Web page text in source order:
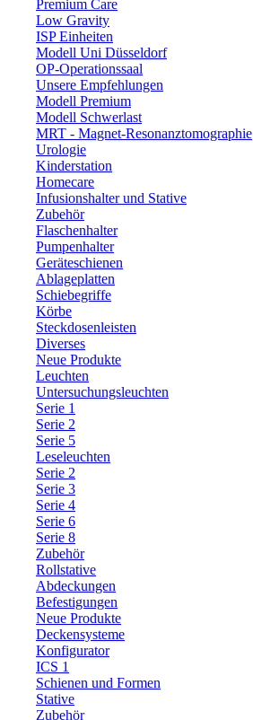
Premium Care
Low Gravity
ISP Einheiten
Modell Uni Düsseldorf
OP-Operationssaal
Unsere Empfehlungen
Modell Premium
Modell Schwerlast
MRT - Magnet-Resonanztomographie
Urologie
Kinderstation
Homecare
Infusionshalter und Stative
Zubehör
Flaschenhalter
Pumpenhalter
Geräteschienen
Ablageplatten
Schiebegriffe
Körbe
Steckdosenleisten
Diverses
Neue Produkte
Leuchten
Untersuchungsleuchten
Serie 1
Serie 2
Serie 5
Leseleuchten
Serie 2
Serie 3
Serie 4
Serie 6
Serie 8
Zubehör
Rollstative
Abdeckungen
Befestigungen
Neue Produkte
Deckensysteme
Konfigurator
ICS 1
Schienen und Formen
Stative
Zubehör